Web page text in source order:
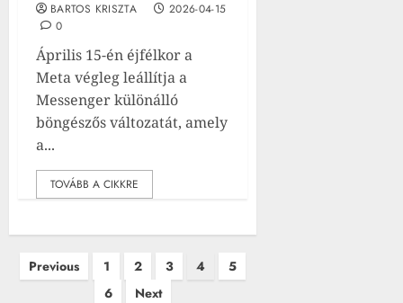
BARTOS KRISZTA
2026-04-15
0
Április 15-én éjfélkor a
Meta végleg leállítja a
Messenger különálló
böngészős változatát, amely
a...
TOVÁBB A CIKKRE
Bejegyzések
Previous 1 2 3 4
5
6
Next